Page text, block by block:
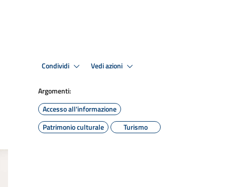
Condividi Vedi azioni
Argomenti:
Accesso all'informazione
Patrimonio culturale
Turismo